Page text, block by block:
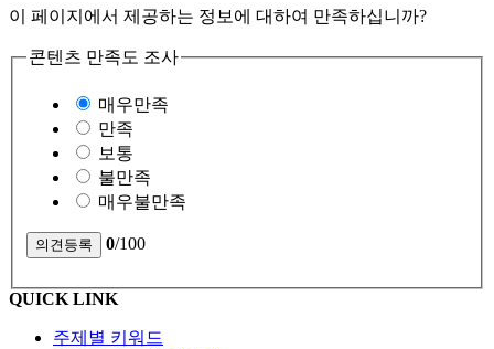
이 페이지에서 제공하는 정보에 대하여 만족하십니까?
콘텐츠 만족도 조사
매우만족
만족
보통
불만족
매우불만족
0/100
QUICK LINK
주제별 키워드